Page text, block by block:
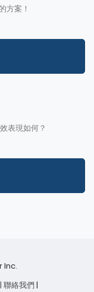
方案！
表現如何？
Inc.
| 聯絡我們 |